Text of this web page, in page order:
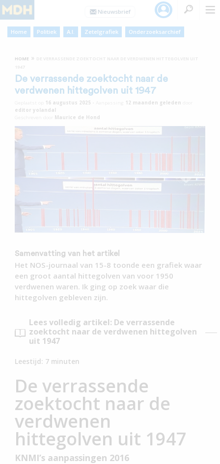
Home Politiek A.I. Zetelgrafiek Onderzoeksarchief
HOME »
De verrassende zoektocht naar de
verdwenen hittegolven uit 1947
16 augustus 2025 12 maanden geleden
editor yolandal
Maurice de Hond
Samenvatting van het artikel
Het NOS-journaal van 15-8 toonde een grafiek waar
een groot aantal hittegolven van voor 1950
verdwenen waren. Ik ging op zoek waar die
hittegolven gebleven zijn.
Lees volledig artikel: De verrassende
zoektocht naar de verdwenen hittegolven
uit 1947
Leestijd: 7 minuten
De verrassende
zoektocht naar de
verdwenen
hittegolven uit 1947
KNMI’s aanpassingen 2016